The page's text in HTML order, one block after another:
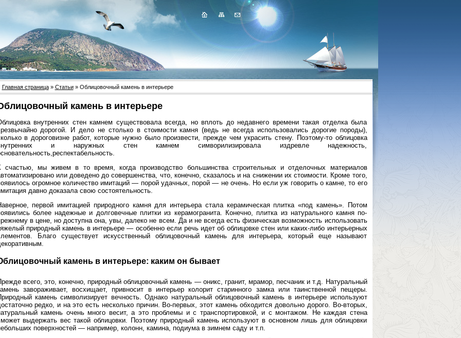
Главная страница» Статьи» Облицовочный камень в интерьере
камень в интерьере
внутренних стен камнем существовала всегда, но вплоть до недавнего времени такая отделка была
дорогой. И дело не столько в стоимости камня (ведь не всегда использовались дорогие породы),
в дороговизне работ, которые нужно было произвести, прежде чем украсить стену. Поэтому-то облицовка
и наружных стен камнем симворилизировала издревле надежность,
счастью, мы живем в то время, когда производство большинства строительных и отделочных материалов
или доведено до совершенства, что, конечно, сказалось и на снижении их стоимости. Кроме того,
огромное количество имитаций — порой удачных, порой — не очень. Но если уж говорить о камне, то его
давно доказала свою состоятельность.
первой имитацией природного камня для интерьера стала керамическая плитка «под камень». Потом
более надежные и долговечные плитки из керамогранита. Конечно, плитка из натурального камня по-
в цене, но доступна она, увы, далеко не всем. Да и не всегда есть физическая возможность использовать
природный камень в интерьере — особенно если речь идет об облицовке стен или каких-либо интерьерных
Благо существует искусственный облицовочный камень для интерьера, который еще называют
камень в интерьере: каким он бывает
всего, это, конечно, природный облицовочный камень — оникс, гранит, мрамор, песчаник и т.д. Натуральный
завораживает, восхищает, привносит в интерьер колорит старинного замка или таинственной пещеры.
камень символизирует вечность. Однако натуральный облицовочный камень в интерьере используют
редко, и на это есть несколько причин. Во-первых, этот камень обходится довольно дорого. Во-вторых,
камень очень много весит, а это проблемы и с транспортировкой, и с монтажом. Не каждая стена
выдержать вес такой облицовки. Поэтому природный камень используют в основном лишь для облицовки
поверхностей — например, колонн, камина, подиума в зимнем саду и т.п.